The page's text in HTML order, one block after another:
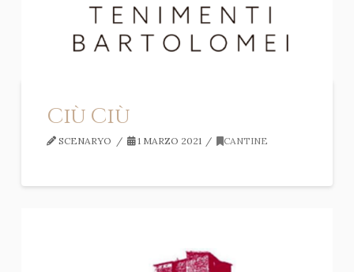
Ciù Ciù
SCENARYO 1 MARZO 2021 CANTINE